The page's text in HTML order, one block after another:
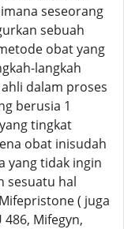
seseorang
sebuah
obat yang
langkah
dalam proses
berusia 1
tingkat
obat inisudah
yang tidak ingin
sesuatu hal
( juga
Mifegyn,